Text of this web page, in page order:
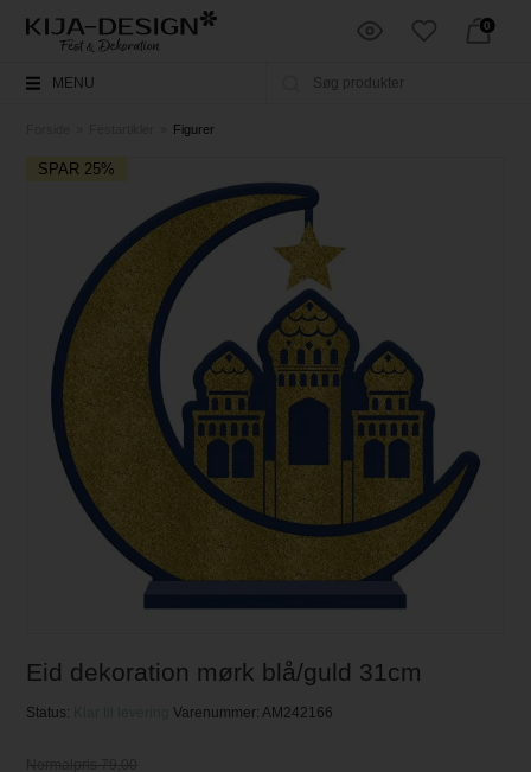
0
MENU
Figurer
SPAR 25%
Eid dekoration mørk blå/guld 31cm
Status: Klar til leveringVarenummer:AM242166